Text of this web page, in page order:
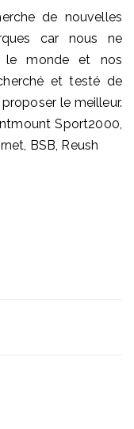
de nouvelles
car nous ne
le monde et nos
et testé de
le meilleur.
Sport2000,
BSB, Reush